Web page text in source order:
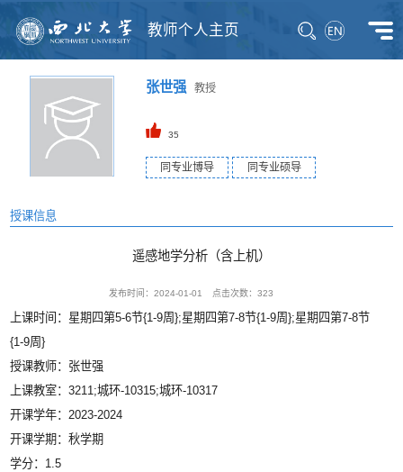
教师个人主页
张世强教授
35
同专业博导 同专业硕导
授课信息
遥感地学分析（含上机）
发布时间：2024-01-01 点击次数：323
上课时间：星期四第5-6节{1-9周};星期四第7-8节{1-9周};星期四第7-8节
{1-9周}
授课教师：张世强
上课教室：3211;城环-10315;城环-10317
开课学年：2023-2024
开课学期：秋学期
学分：1.5